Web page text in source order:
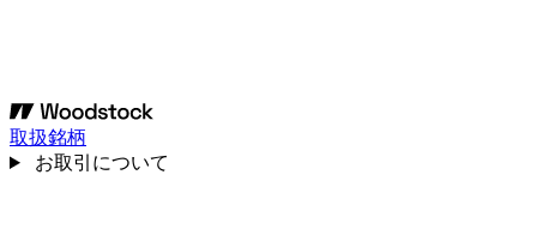
取扱銘柄
お取引について